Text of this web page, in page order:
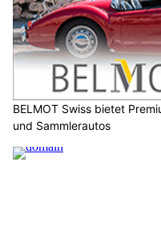
BELMOT Swiss bietet
und Sammlerautos